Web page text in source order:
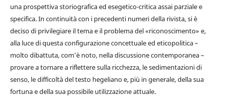
una prospettiva storiografica ed esegetico-critica assai parziale e
specifica. In continuità con i precedenti numeri della rivista, si è
deciso di privilegiare il tema e il problema del «riconoscimento» e,
alla luce di questa configurazione concettuale ed eticopolitica –
molto dibattuta, com’è noto, nella discussione contemporanea –
provare a tornare a riflettere sulla ricchezza, le sedimentazioni di
senso, le difficoltà del testo hegeliano e, più in generale, della sua
fortuna e della sua possibile utilizzazione attuale.